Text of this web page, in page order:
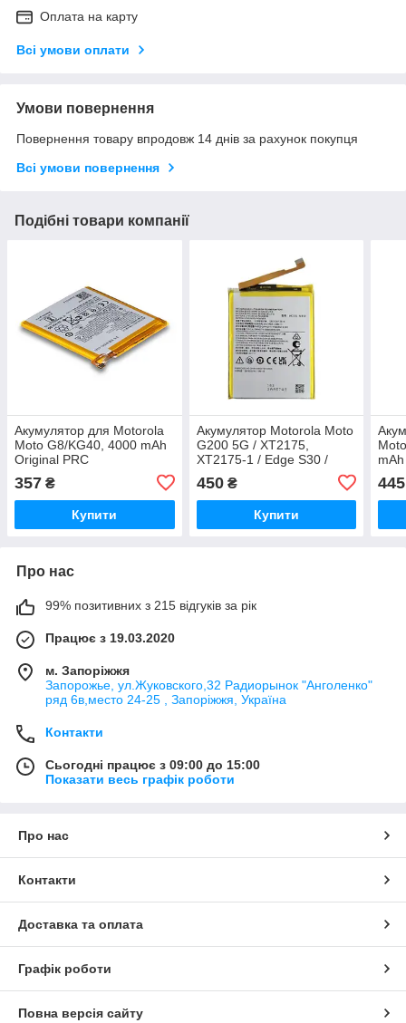
Оплата на карту
Всі умови оплати
Умови повернення
Повернення товару впродовж 14 днів за рахунок покупця
Всі умови повернення
Подібні товари компанії
Акумулятор для Motorola
Moto G8/KG40, 4000 mAh
Original PRC
357 ₴
Купити
Акумулятор Motorola Moto
G200 5G / XT2175,
XT2175-1 / Edge S30 /
mAh
450₴
Купити
mAh
445
Про нас
99% позитивних з 215 відгуків за рік
Працює з 19.03.2020
м. Запоріжжя
Запорожье, ул.Жуковского,32 Радиорынок "Анголенко"
ряд 6в,место 24-25 , Запоріжжя, Україна
Контакти
Сьогодні працює з 09:00 до 15:00
Показати весь графік роботи
Про нас
Контакти
Доставка та оплата
Графік роботи
Повна версія сайту